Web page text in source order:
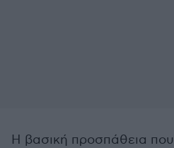
Η βασική προσπάθεια